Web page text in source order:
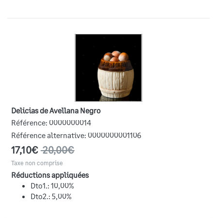
Delicias de Avellana Negro
Référence: 0000000014
Référence alternative: 0000000001106
17,10€ 20,00€
Taxe non comprise
Réductions appliquées
Dto1.: 10,00%
Dto2.: 5,00%